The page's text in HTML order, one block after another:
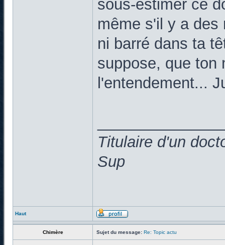
sous-estimer ce
même s'il y a des
ni barré dans ta
suppose, que ton
l'entendement...
Titulaire d'un
Sup
Haut
Chimère Sujet du message: Re: Topic actu